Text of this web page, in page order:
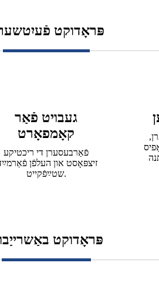
פּראָדוקט
געבויט פֿאַר
קאָמפאָרט
פֿאַרבעסערן די ריכטיקע
זיצפּאָסט און העלפֿן
שטײַפֿקייט.
פּראָדוקט